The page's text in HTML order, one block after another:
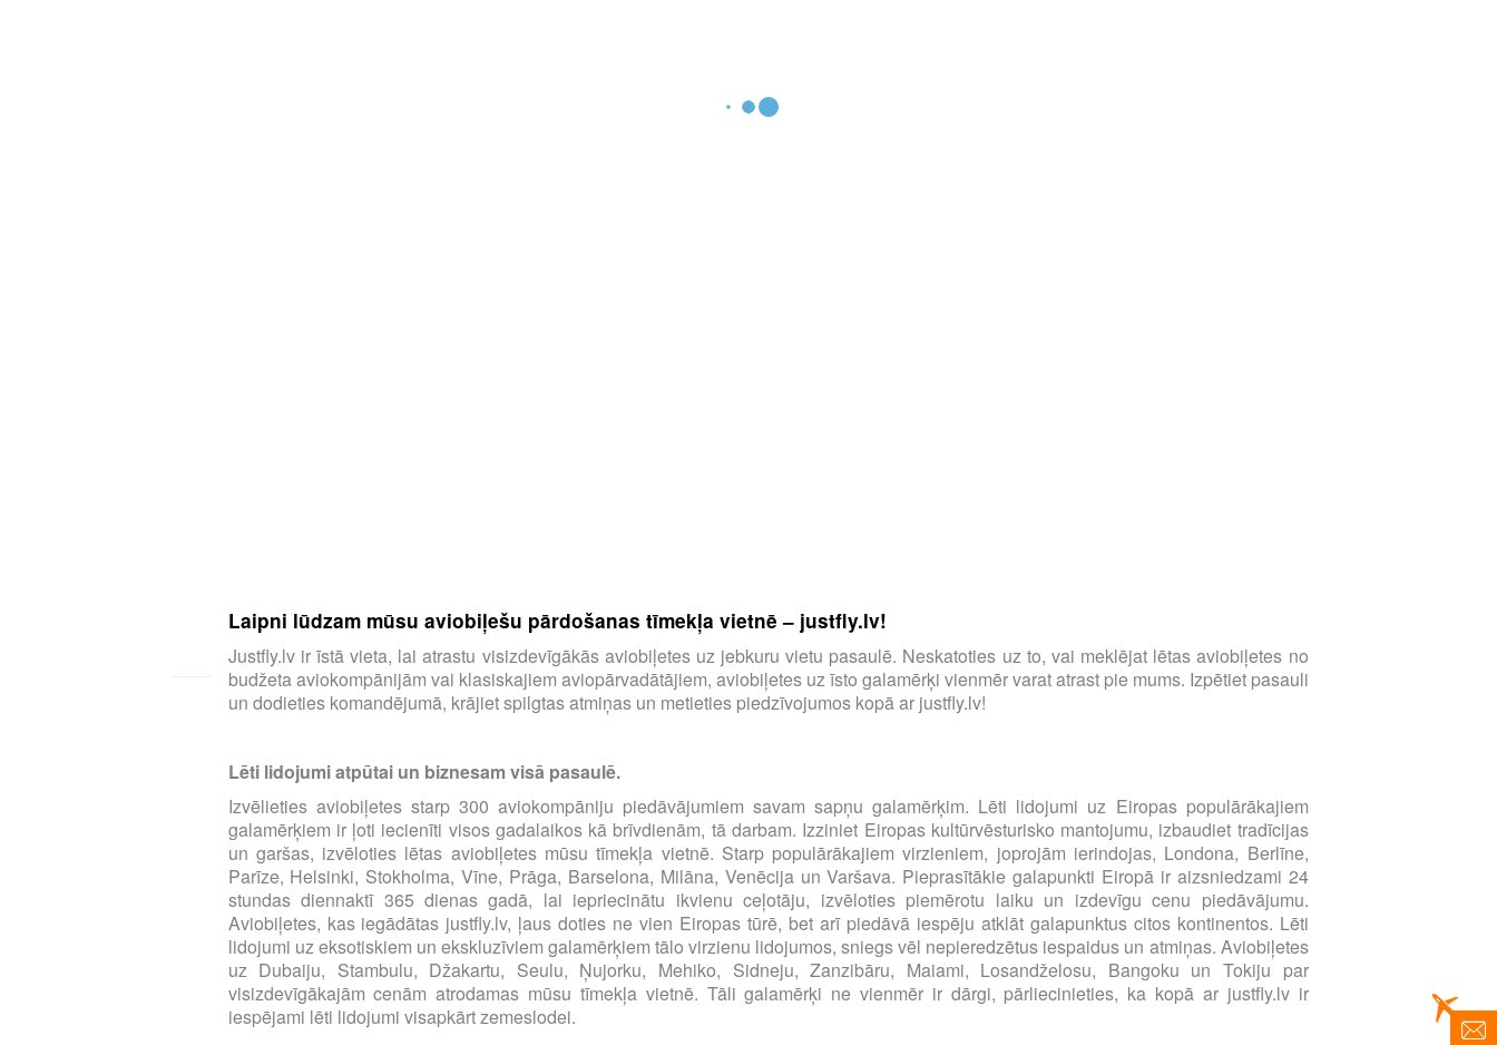
Laipni lūdzam mūsu aviobiļešu pārdošanas tīmekļa vietnē – justfly.lv!
Justfly.lv ir īstā vieta, lai atrastu visizdevīgākās aviobiļetes uz jebkuru vietu pasaulē. Neskatoties uz to, vai meklējat lētas aviobiļetes no
budžeta aviokompānijām vai klasiskajiem aviopārvadātājiem, aviobiļetes uz īsto galamērķi vienmēr varat atrast pie mums. Izpētiet pasauli
un dodieties komandējumā, krājiet spilgtas atmiņas un metieties piedzīvojumos kopā ar justfly.lv!
Lēti lidojumi atpūtai un biznesam visā pasaulē.
Izvēlieties aviobiļetes starp 300 aviokompāniju piedāvājumiem savam sapņu galamērķim. Lēti lidojumi uz Eiropas populārākajiem
galamērķiem ir ļoti iecienīti visos gadalaikos kā brīvdienām, tā darbam. Izziniet Eiropas kultūrvēsturisko mantojumu, izbaudiet tradīcijas
un garšas, izvēloties lētas aviobiļetes mūsu tīmekļa vietnē. Starp populārākajiem virzieniem, joprojām ierindojas, Londona, Berlīne,
Parīze, Helsinki, Stokholma, Vīne, Prāga, Barselona, Milāna, Venēcija un Varšava. Pieprasītākie galapunkti Eiropā ir aizsniedzami 24
stundas diennaktī 365 dienas gadā, lai iepriecinātu ikvienu ceļotāju, izvēloties piemērotu laiku un izdevīgu cenu piedāvājumu.
Aviobiļetes, kas iegādātas justfly.lv, ļaus doties ne vien Eiropas tūrē, bet arī piedāvā iespēju atklāt galapunktus citos kontinentos. Lēti
lidojumi uz eksotiskiem un ekskluzīviem galamērķiem tālo virzienu lidojumos, sniegs vēl nepieredzētus iespaidus un atmiņas. Aviobiļetes
uz Dubaiju, Stambulu, Džakartu, Seulu, Ņujorku, Mehiko, Sidneju, Zanzibāru, Maiami, Losandželosu, Bangoku un Tokiju par
visizdevīgākajām cenām atrodamas mūsu tīmekļa vietnē. Tāli galamērķi ne vienmēr ir dārgi, pārliecinieties, ka kopā ar justfly.lv ir
iespējami lēti lidojumi visapkārt zemeslodei.